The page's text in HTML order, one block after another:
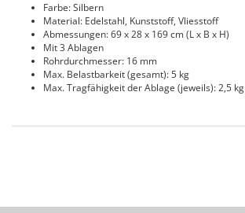
Farbe: Silbern
Material: Edelstahl, Kunststoff, Vliesstoff
Abmessungen: 69 x 28 x 169 cm (L x B x H)
Mit 3 Ablagen
Rohrdurchmesser: 16 mm
Max. Belastbarkeit (gesamt): 5 kg
Max. Tragfähigkeit der Ablage (jeweils): 2,5 kg